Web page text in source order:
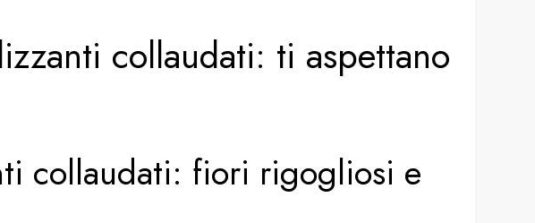
collaudati: ti aspettano
collaudati: fiori rigogliosi e